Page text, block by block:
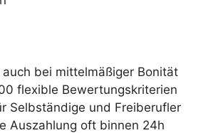
auch bei mittelmäßiger Bonität
flexible Bewertungskriterien
Selbständige und Freiberufler
Auszahlung oft binnen 24h